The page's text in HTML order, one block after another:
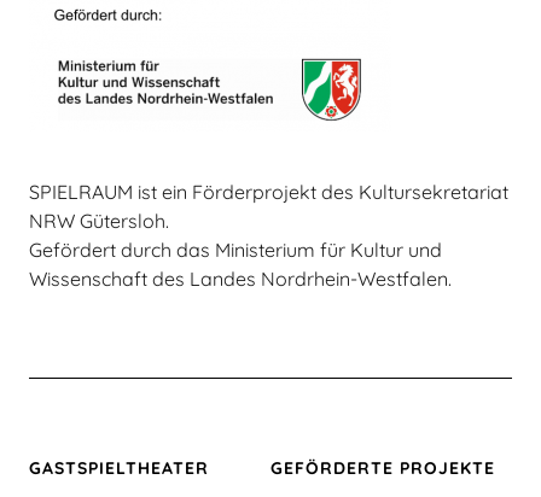
SPIELRAUM ist ein Förderprojekt des Kultursekretariat
NRW Gütersloh.
Gefördert durch das Ministerium für Kultur und
Wissenschaft des Landes Nordrhein-Westfalen.
GASTSPIEL­THEATER GEFÖRDERTE PROJEKTE